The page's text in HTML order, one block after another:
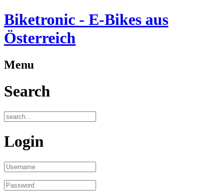
Biketronic - E-Bikes aus
Österreich
Menu
Search
Login